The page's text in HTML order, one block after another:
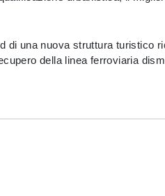
di una nuova struttura turistico
della linea ferroviaria